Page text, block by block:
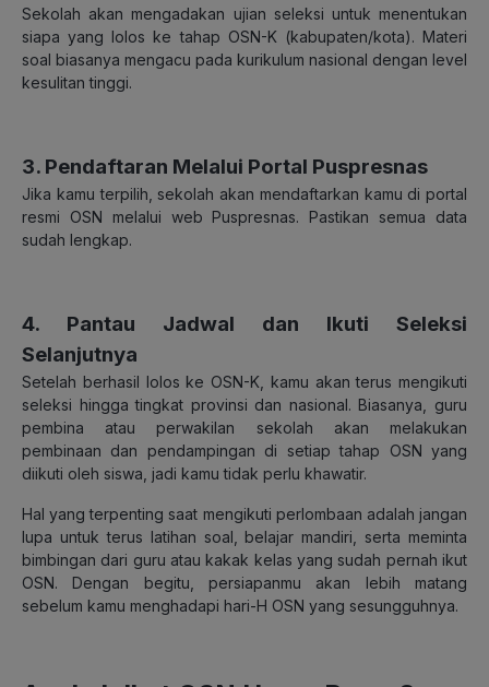
Sekolah akan mengadakan ujian seleksi untuk menentukan
siapa yang lolos ke tahap OSN-K (kabupaten/kota). Materi
soal biasanya mengacu pada kurikulum nasional dengan level
kesulitan tinggi.
3. Pendaftaran Melalui Portal Puspresnas
Jika kamu terpilih, sekolah akan mendaftarkan kamu di portal
resmi OSN melalui web Puspresnas. Pastikan semua data
sudah lengkap.
4. Pantau Jadwal dan Ikuti Seleksi
Selanjutnya
Setelah berhasil lolos ke OSN-K, kamu akan terus mengikuti
seleksi hingga tingkat provinsi dan nasional. Biasanya, guru
pembina atau perwakilan sekolah akan melakukan
pembinaan dan pendampingan di setiap tahap OSN yang
diikuti oleh siswa, jadi kamu tidak perlu khawatir.
Hal yang terpenting saat mengikuti perlombaan adalah jangan
lupa untuk terus latihan soal, belajar mandiri, serta meminta
bimbingan dari guru atau kakak kelas yang sudah pernah ikut
OSN. Dengan begitu, persiapanmu akan lebih matang
sebelum kamu menghadapi hari-H OSN yang sesungguhnya.